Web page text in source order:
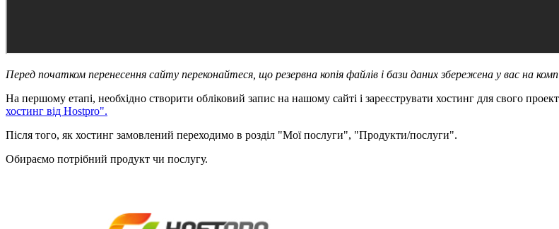
Перед початком перенесення сайту переконайтеся, що резервна копія файлів і бази даних збережена у вас на
На першому етапі, необхідно створити обліковий запис на нашому сайті і зареєструвати хостинг для свого
хостинг від Hostpro".
Після того, як хостинг замовлений переходимо в розділ "Мої послуги", "Продукти/послуги".
Обираємо потрібний продукт чи послугу.